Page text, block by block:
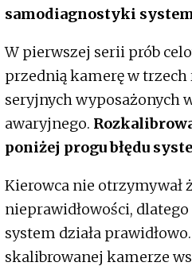
samodiagnostyki
W pierwszej serii prób
przednią kamerę w trzech
seryjnych wyposażonych
awaryjnego.
poniżej progu błędu
Kierowca nie otrzymywał
nieprawidłowości, dlatego
system działa
skalibrowanej kamerze